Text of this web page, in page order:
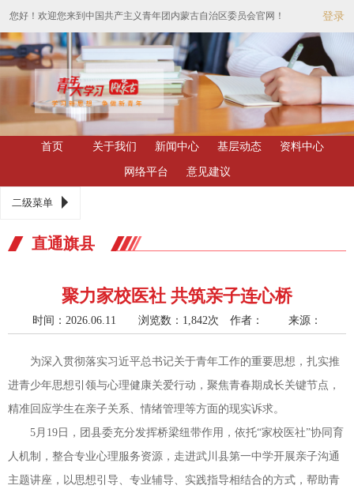
您好！欢迎您来到中国共产主义青年团内蒙古自治区委员会官网！ 登录
首页 关于我们 新闻中心 基层动态 资料中心
网络平台 意见建议
二级菜单
直通旗县
聚力家校医社 共筑亲子连心桥
时间：2026.06.11 浏览数：1,842次 作者： 来源：
为深入贯彻落实习近平总书记关于青年工作的重要思想，扎实推
进青少年思想引领与心理健康关爱行动，聚焦青春期成长关键节点，
精准回应学生在亲子关系、情绪管理等方面的现实诉求。
5月19日，团县委充分发挥桥梁纽带作用，依托“家校医社”协同育
人机制，整合专业心理服务资源，走进武川县第一中学开展亲子沟通
主题讲座，以思想引导、专业辅导、实践指导相结合的方式，帮助青